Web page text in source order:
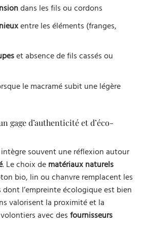
dans les fils ou cordons
entre les éléments (franges,
et absence de fils cassés ou
le macramé subit une légère
gage d’authenticité et d’éco-
intègre souvent une réflexion autour
. Le choix de matériaux naturels
bio, lin ou chanvre remplacent les
l’empreinte écologique est bien
valorisent la proximité et la
avec des fournisseurs